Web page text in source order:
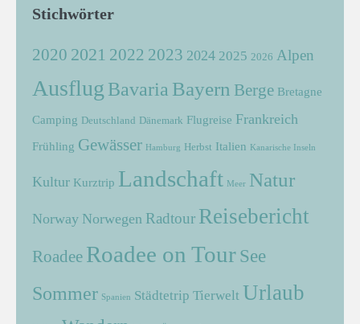
Stichwörter
2020 2021 2022 2023 2024 2025 2026 Alpen
Ausflug Bavaria Bayern Berge Bretagne
Camping Deutschland Dänemark Flugreise Frankreich
Frühling Gewässer Hamburg Herbst Italien Kanarische Inseln
Kultur Kurztrip Landschaft Meer Natur
Norway Norwegen Radtour Reisebericht
Roadee Roadee on Tour See
Sommer Spanien Städtetrip Tierwelt Urlaub